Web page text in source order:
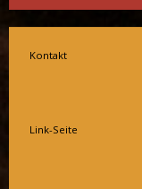
Kontakt
Link-Seite